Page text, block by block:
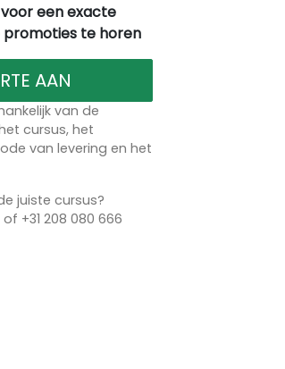
een exacte
te horen
AAN
van de
cursus, het
van levering en het
juiste cursus?
+31 208 080 666